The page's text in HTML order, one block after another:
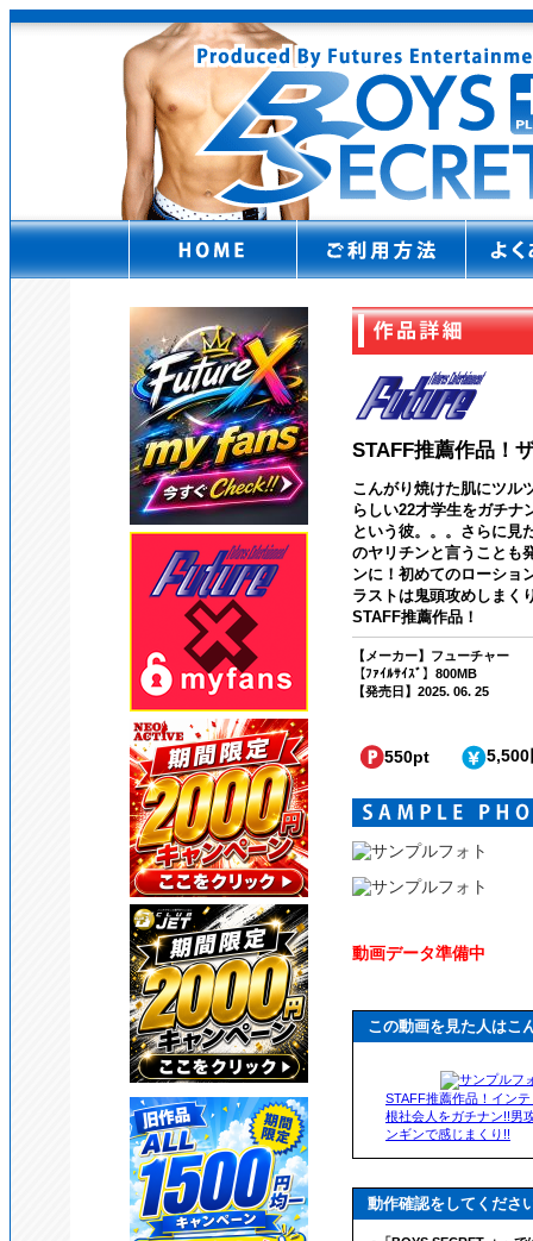
STAFF推薦作品！
こんがり焼けた肌にツル
らしい22才学生をガチナ
という彼。。。さらに見
のヤリチンと言うことも
ンに！初めてのローショ
ラストは鬼頭攻めしまく
STAFF推薦作品！
【メーカー】フューチャー
【ﾌｧｲﾙｻｲｽﾞ】800MB
【発売日】2025. 06. 25
550pt 5,500
動画データ準備中
この動画を見た人はこ
STAFF推薦作品！イン
根社会人をガチナン!!男
ンギンで感じまくり!!
動作確認をしてくださ